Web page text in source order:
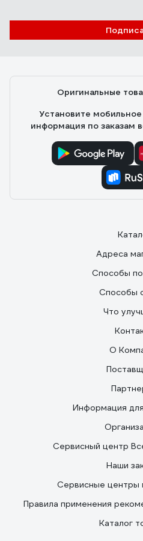
Оригинальные
Установите
информация по заказам
Адреса
Способы
Способы
Что
О
Информация
Сервисный центр
Наши
Сервисные центры
Правила применения
Каталог